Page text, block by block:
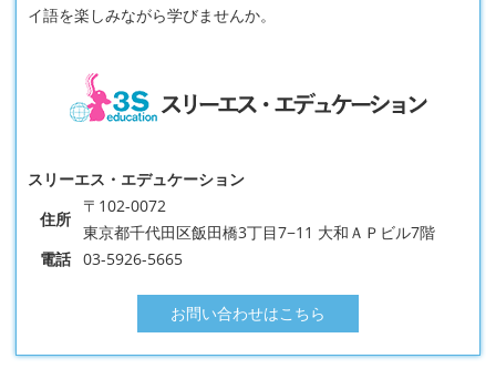
イ語を楽しみながら学びませんか。
スリーエス・エデュケーション
住所
〒102-0072
東京都千代田区飯田橋3丁目7−11 大和ＡＰビル7階
電話 03-5926-5665
お問い合わせはこちら